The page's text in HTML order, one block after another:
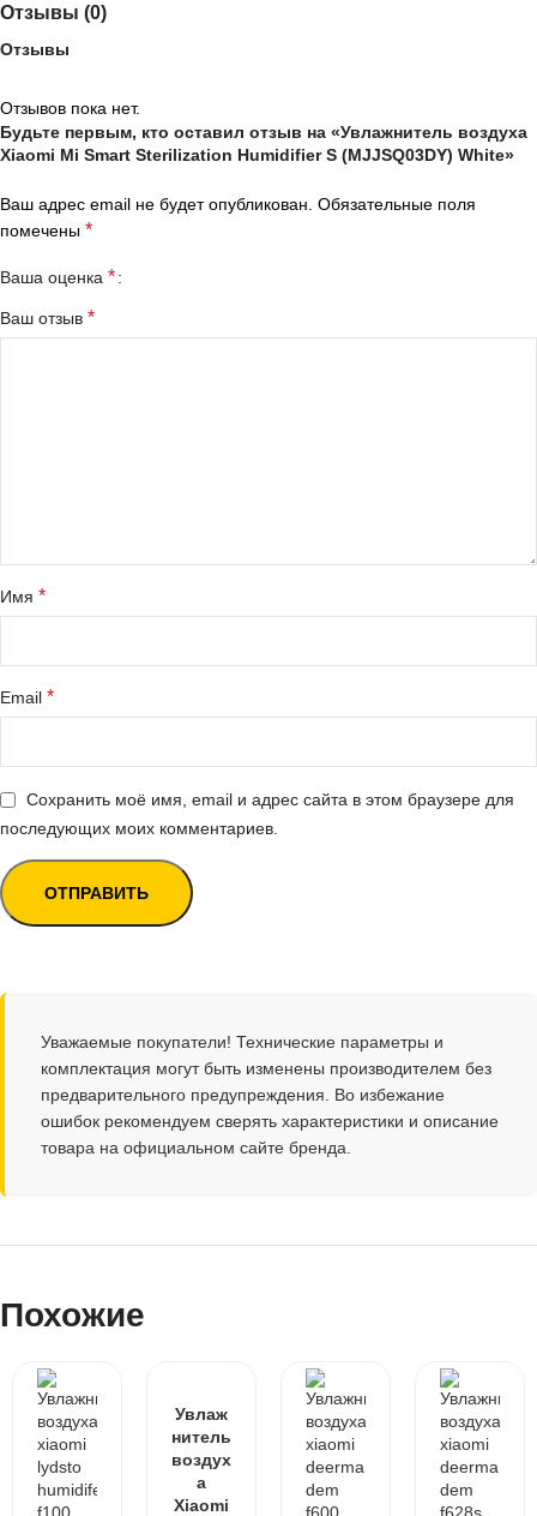
Отзывы (0)
Отзывы
Отзывов пока нет.
Будьте первым, кто оставил отзыв на «Увлажнитель воздуха
Xiaomi Mi Smart Sterilization Humidifier S (MJJSQ03DY) White»
Ваш адрес email не будет опубликован. Обязательные поля
помечены *
Ваша оценка *
Ваш отзыв *
Имя *
Email *
Сохранить моё имя, email и адрес сайта в этом браузере для
последующих моих комментариев.
Уважаемые покупатели! Технические параметры и
комплектация могут быть изменены производителем без
предварительного предупреждения. Во избежание
ошибок рекомендуем сверять характеристики и описание
товара на официальном сайте бренда.
Похожие
Увлаж
нитель
воздух
а
Xiaomi